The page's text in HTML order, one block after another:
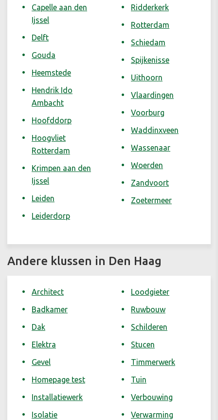
Capelle aan den
Ijssel
Delft
Gouda
Heemstede
Hendrik Ido
Ambacht
Hoofddorp
Hoogvliet
Rotterdam
Krimpen aan den
Ijssel
Leiden
Leiderdorp
Ridderkerk
Rotterdam
Schiedam
Spijkenisse
Uithoorn
Vlaardingen
Voorburg
Waddinxveen
Wassenaar
Woerden
Zandvoort
Zoetermeer
Andere klussen in Den Haag
Architect
Badkamer
Dak
Elektra
Gevel
Homepage test
Installatiewerk
Isolatie
Loodgieter
Ruwbouw
Schilderen
Stucen
Timmerwerk
Tuin
Verbouwing
Verwarming